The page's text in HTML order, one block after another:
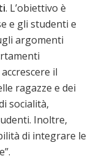
. L’obiettivo è
e gli studenti e
argomenti
il
ragazze e dei
socialità,
Inoltre,
di integrare le